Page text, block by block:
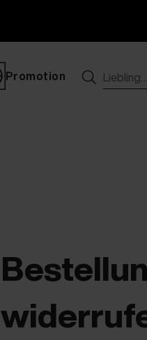
Promotion